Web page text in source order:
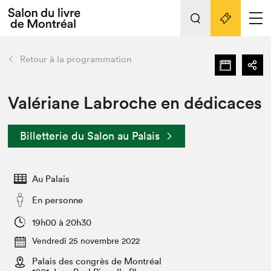
Espace médias
Espace exposant⋅e⋅s
Tout sur l'édition 2022
Actualités
Vidéos et Balados
Club de lecture Braindate
retour Nos activités
Édition 2022
Nous connaître
Projets partenaires 2022
Archives
Liens pratiques
Retour à la programmation
Valériane Labroche en dédicaces
Billetterie du Salon au Palais
Au Palais
En personne
19h00 à 20h30
Vendredi 25 novembre 2022
Palais des congrès de Montréal